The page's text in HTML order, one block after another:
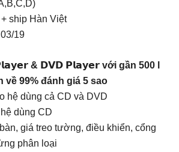
ship Hàn Việt
19
& 𝗗𝗩𝗗 𝗣𝗹𝗮𝘆𝗲𝗿 với gần 500 l
về 99% đánh giá 5 sao
hệ dùng cả CD và DVD
dùng CD
giá treo tường, điều khiển, cổng
phân loại